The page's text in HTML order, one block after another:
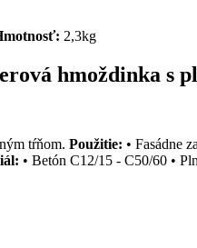
2,3kg
hmoždinka s
tŕňom. Použitie: • Fasádne
• Betón C12/15 - C50/60 •